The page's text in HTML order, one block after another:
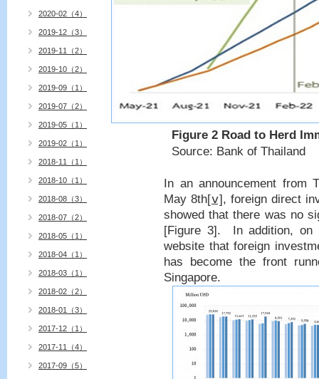
Figure2 Road to Herd
Source: Bank of Thailand
In an announcement from
May 8th[ⅴ], foreign direct
showed that there was no
[Figure 3]. In addition, on
website that foreign
has become the front
Singapore.
2020-02（4）
2019-12（3）
2019-11（2）
2019-10（2）
2019-09（1）
2019-07（2）
2019-05（1）
2019-02（1）
2018-11（1）
2018-10（1）
2018-08（3）
2018-07（2）
2018-05（1）
2018-04（1）
2018-03（1）
2018-02（2）
2018-01（3）
2017-12（1）
2017-11（4）
2017-09（5）